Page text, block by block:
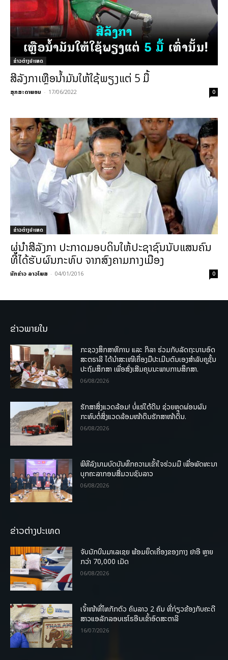
ຂ່າວຕ່າງປະເທດ
ສີລັງກາເຫຼືອນ້ຳມັນໃຫ້ໃຊ້ພຽງແຕ່ 5 ມື້
ສຸກສະດາພອນ - 17/06/2022 0
ຂ່າວຕ່າງປະເທດ
ຜູ່ນຳສີລັງກາ ປະກາດມອບດິນໃຫ້ປະຊາຊົນນັບແສນຄົນ
ທີ່ໄດ້ຮັບຜົນກະທົບ ຈາກສົງຄາມກາງເມືອງ
ນັກຂ່າວ ລາວໂພສ - 04/01/2016 0
ຂ່າວພາຍໃນ
ກະຊວງສຶກສາທິການ ແລະ ກິລາ ຮ່ວມກັບລັດຖະບານອົດ
ສະຕຣາລີ ໄດ້ນຳສະເໜີເຄື່ອງມືປະເມີນຕົນເອງສຳລັບຄູຊັ້ນ
ປະຖົມສຶກສາ ເພື່ອສົ່ງເສີມຄຸນນະພາບການສຶກສາ.
06/08/2026
ຮັກສາສິ່ງແວດລ້ອມ! ບໍ່ແຮ່ໃຕ້ດິນ ຊ່ວຍຫຼຸດຜ່ອນຜົນ
ກະທົບຕໍ່ສິ່ງແວດລ້ອມໜ້າດິນຮັກສາໜ້າດິນ.
06/08/2026
ພິທີລົງນາມບົດບັນທຶກຄວາມເຂົ້າໃຈຮ່ວມມື ເພື່ອພັດທະນາ
ບຸກຄະລາກອນສື່ມວນຊົນລາວ
06/08/2026
ຂ່າວຕ່າງປະເທດ
ຈັບນັກບິນມາເລເຊຍ ພ້ອມຍຶດເຄື່ອງຂອງກາງ ຢາອີ ຫຼາຍ
ກວ່າ 70,000 ເມັດ
06/08/2026
ເຈົ້າໜ້າທີ່ໄທກັກຕົວ ຄົນລາວ 2 ຄົນ ທີ່ກ່ຽວຂ້ອງກັບຄະດີ
ສາວແອລັກລອບເຮໂຣອີນເຂົ້າອົດສະຕາລີ
16/07/2026